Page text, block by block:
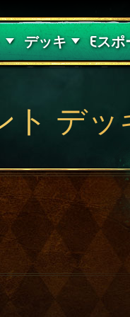
デッキ
デッキガイド
Eスポ
ト デッ